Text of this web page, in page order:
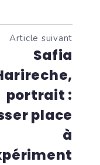
Article suivant
Safia
portrait :
place
à